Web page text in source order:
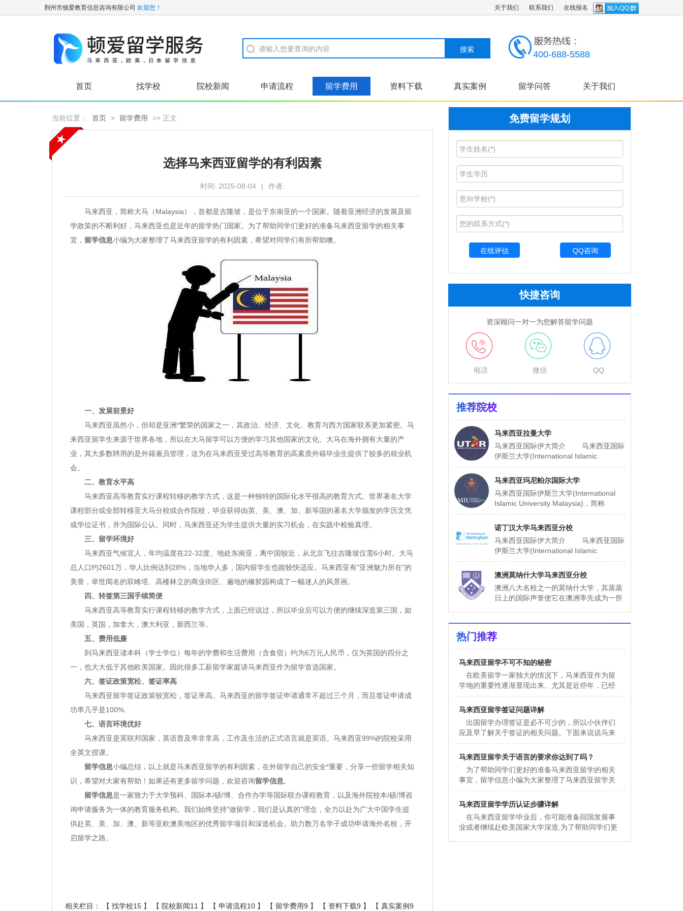
荆州市顿爱教育信息咨询有限公司 欢迎您！ 关于我们 联系我们 在线报名
400-688-5588
首页 找学校 院校新闻 申请流程 留学费用 资料下载 真实案例 留学问答 关于我们
当前位置： 首页 > 留学费用 >> 正文
选择马来西亚留学的有利因素
时间: 2025-08-04 | 作者:
马来西亚，简称大马（Malaysia），首都是吉隆坡，是位于东南亚的一个国家。随着亚洲经济的发展及留
学政策的不断利好，马来西亚也是近年的留学热门国家。为了帮助同学们更好的准备马来西亚留学的相关事
宜， 留学信息小编为大家整理了马来西亚留学的有利因素，希望对同学们有所帮助噢。
一、发展前景好
马来西亚虽然小，但却是亚洲*繁荣的国家之一，其政治、经济、文化、教育与西方国家联系更加紧密。马
来西亚留学生来源于世界各地，所以在大马留学可以方便的学习其他国家的文化。大马在海外拥有大量的产
业，其大多数聘用的是外籍雇员管理，这为在马来西亚受过高等教育的高素质外籍毕业生提供了较多的就业机
会。
二、教育水平高
马来西亚高等教育实行课程转移的教学方式，这是一种独特的国际化水平很高的教育方式。世界著名大学
课程部分或全部转移至大马分校或合作院校，毕业获得由英、美、澳、加、新等国的著名大学颁发的学历文凭
或学位证书，并为国际公认。同时，马来西亚还为学生提供大量的实习机会，在实践中检验真理。
三、留学环境好
马来西亚气候宜人，年均温度在22-32度。地处东南亚，离中国较近，从北京飞往吉隆坡仅需6小时。大马
总人口约2601万，华人比例达到28%，当地华人多，国内留学生也能较快适应。马来西亚有"亚洲魅力所在"的
美誉，举世闻名的双峰塔、高楼林立的商业街区、遍地的橡胶园构成了一幅迷人的风景画。
四、转签第三国手续简便
马来西亚高等教育实行课程转移的教学方式，上面已经说过，所以毕业后可以方便的继续深造第三国，如
美国，英国，加拿大，澳大利亚，新西兰等。
五、费用低廉
到马来西亚读本科（学士学位）每年的学费和生活费用（含食宿）约为6万元人民币，仅为英国的四分之
一，也大大低于其他欧美国家。因此很多工薪留学家庭讲马来西亚作为留学首选国家。
六、签证政策宽松、签证率高
马来西亚留学签证政策较宽松，签证率高。马来西亚的留学签证申请通常不超过三个月，而且签证申请成
功率几乎是100%.
七、语言环境优好
马来西亚是英联邦国家，英语普及率非常高，工作及生活的正式语言就是英语。马来西亚99%的院校采用
全英文授课。
留学信息小编总结，以上就是马来西亚留学的有利因素，在外留学自己的安全*重要，分享一些留学相关知
识，希望对大家有帮助！如果还有更多留学问题，欢迎咨询留学信息。
留学信息是一家致力于大学预科、国际本/硕/博、合作办学等国际联办课程教育，以及海外院校本/硕/博咨
询申请服务为一体的教育服务机构。我们始终坚持"做留学，我们是认真的"理念，全力以赴为广大中国学生提
供赴英、美、加、澳、新等亚欧澳美地区的优秀留学项目和深造机会。助力数万名学子成功申请海外名校，开
启留学之路。
相关栏目： 【 找学校15 】 【 院校新闻11 】 【 申请流程10 】 【 留学费用9 】 【 资料下载9 】 【 真实案例9
免费留学规划
QQ咨询
快捷咨询
资深顾问一对一为您解答留学问题
电话 微信 QQ
推荐院校
马来西亚拉曼大学
马来西亚国际伊大简介 马来西亚国际
伊斯兰大学(International Islamic
University Malaysia)，简称IIUM，由马来
西亚
马来西亚玛尼帕尔国际大学
马来西亚国际伊斯兰大学(International
Islamic University Malaysia)，简称
IIUM，由马来西亚政府于1983年倡议和主
办
诺丁汉大学马来西亚分校
马来西亚国际伊大简介 马来西亚国际
伊斯兰大学(International Islamic
University Malaysia)，简称IIUM，由马来
西亚
澳洲莫纳什大学马来西亚分校
澳洲八大名校之一的莫纳什大学，其蒸蒸
日上的国际声誉使它在澳洲率先成为一所
热门推荐
马来西亚留学不可不知的秘密
在欧美留学一家独大的情况下，马来西亚作为留
学地的重要性逐渐显现出来。尤其是近些年，已经
成为很多学生和家长的新选择。那么选择马来西亚
究竟有哪些不可不知的秘密呢
马来西亚留学签证问题详解
出国留学办理签证是必不可少的，所以小伙伴们
应及早了解关于签证的相关问题。下面来说说马来
西亚留学反签的事情吧。 一、什么是反签
反签一般是指申请人前往国家
马来西亚留学关于语言的要求你达到了吗？
为了帮助同学们更好的准备马来西亚留学的相关
事宜，留学信息小编为大家整理了马来西亚留学关
于语言的要求，希望对同学们有所帮助噢。 马
来西亚的多数学校的本科语言
马来西亚留学学历认证步骤详解
在马来西亚留学毕业后，你可能准备回国发展事
业或者继续赴欧美国家大学深造,为了帮助同学们更